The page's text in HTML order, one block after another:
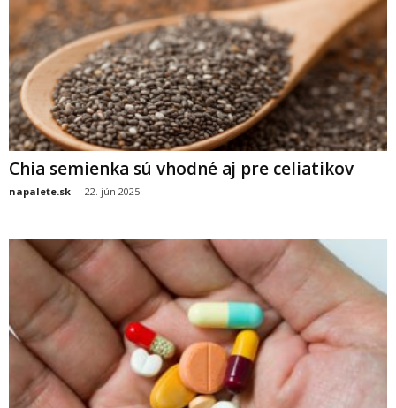
Chia semienka sú vhodné aj pre celiatikov
napalete.sk - 22. jún 2025